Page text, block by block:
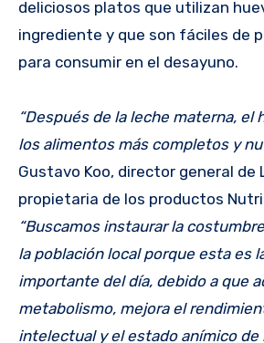
deliciosos platos que utilizan
ingrediente y que son fáciles de
para consumir en el desayuno.
“Después de la leche materna, el
los alimentos más completos y
Gustavo Koo, director general de
propietaria de los productos
“Buscamos instaurar la
la población local porque esta es
importante del día, debido a que
metabolismo, mejora el
intelectual y el estado anímico de